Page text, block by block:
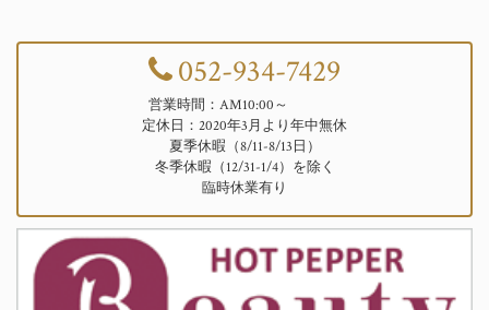
052-934-7429
営業時間：AM10:00～
定休日：2020年3月より年中無休
夏季休暇（8/11-8/13日）
冬季休暇（12/31-1/4）を除く
臨時休業有り